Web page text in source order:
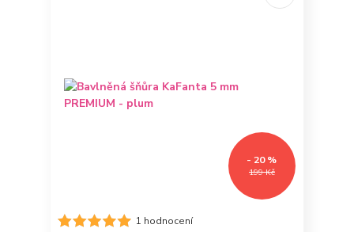
199 Kč
- 20 %
1 hodnocení